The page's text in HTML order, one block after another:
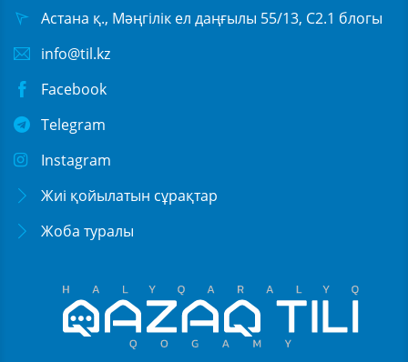
Астана қ., Мәңгілік ел даңғылы 55/13, С2.1 блогы
info@til.kz
Facebook
Telegram
Instagram
Жиі қойылатын сұрақтар
Жоба туралы